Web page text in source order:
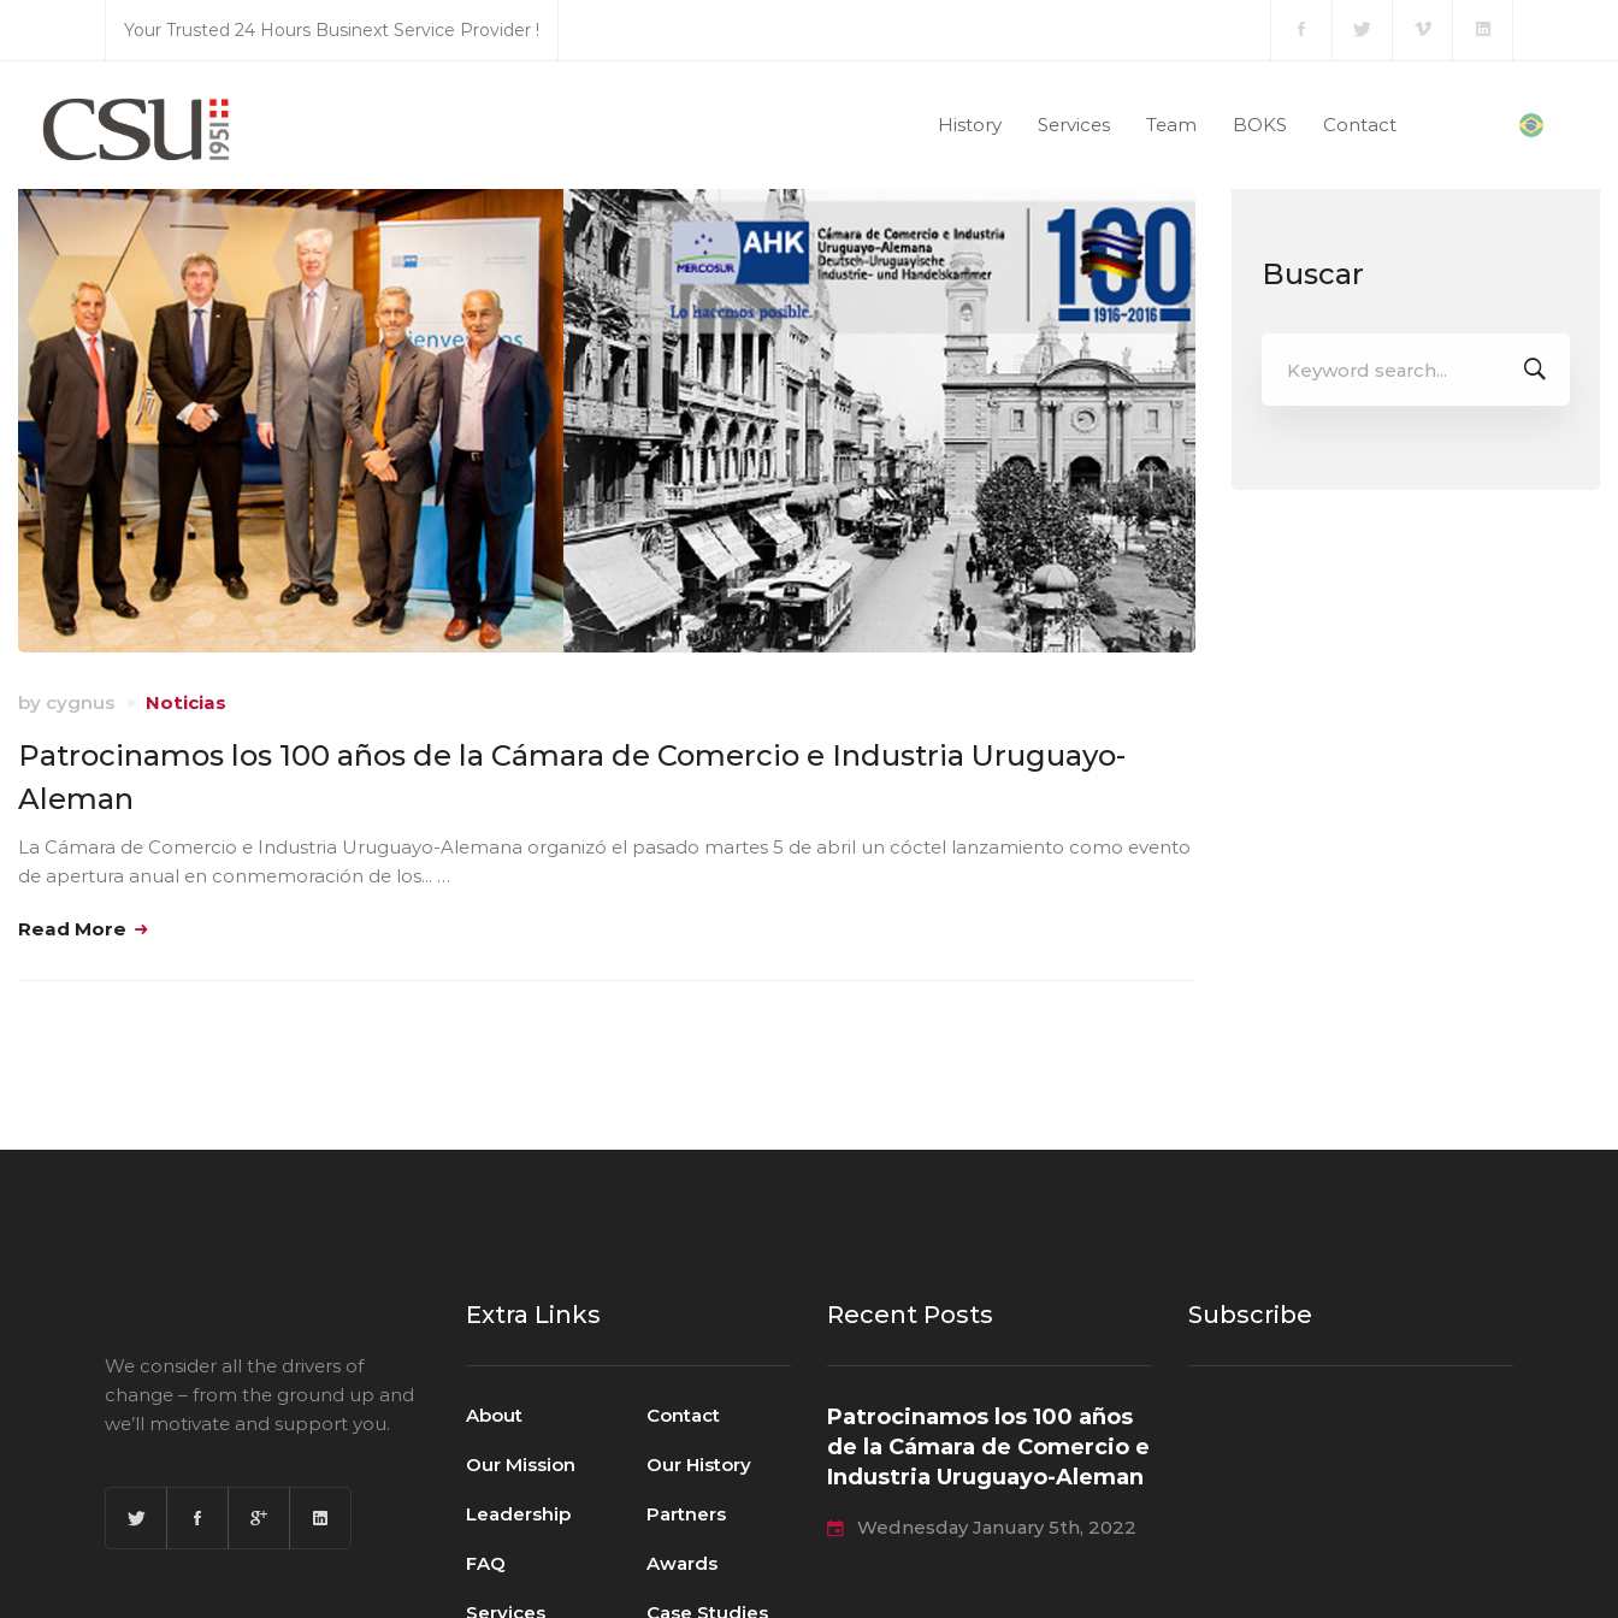
Your Trusted 24 Hours Businext Service Provider !
History Services Team BOKS Contact
by cygnus Noticias
Patrocinamos los 100 años de la Cámara de Comercio e Industria Uruguayo-
Aleman
La Cámara de Comercio e Industria Uruguayo-Alemana organizó el pasado martes 5 de abril un cóctel lanzamiento como evento
de apertura anual en conmemoración de los... …
Read More
Buscar
for:
We consider all the drivers of
change – from the ground up and
we’ll motivate and support you.
Extra Links
About Contact
Our Mission Our History
Leadership Partners
FAQ Awards
Services Case Studies
Recent Posts
Patrocinamos los 100 años
de la Cámara de Comercio e
Industria Uruguayo-Aleman
Wednesday January 5th, 2022
Subscribe